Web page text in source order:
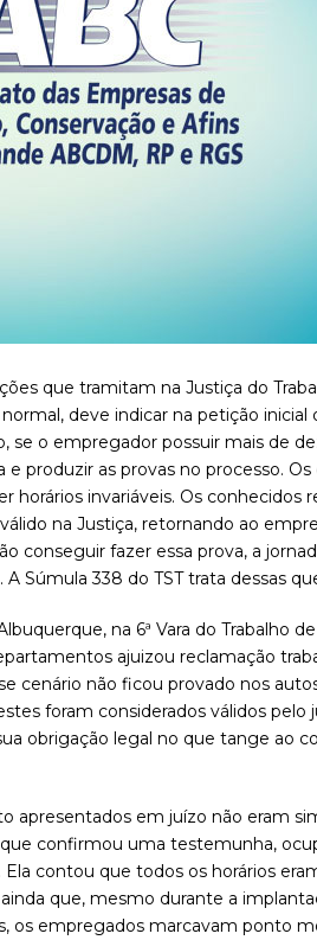
que tramitam na Justiça do
deve indicar na petição inicial
se o empregador possuir mais de
produzir as provas no processo.
invariáveis. Os conhecidos
na Justiça, retornando ao
conseguir fazer essa prova, a
Súmula 338 do TST trata dessas
na 6ª Vara do Trabalho
ajuizou reclamação
cenário não ficou provado nos
foram considerados válidos pelo
obrigação legal no que tange ao
apresentados em juízo não eram
confirmou uma testemunha,
contou que todos os horários
que, mesmo durante a
os empregados marcavam ponto